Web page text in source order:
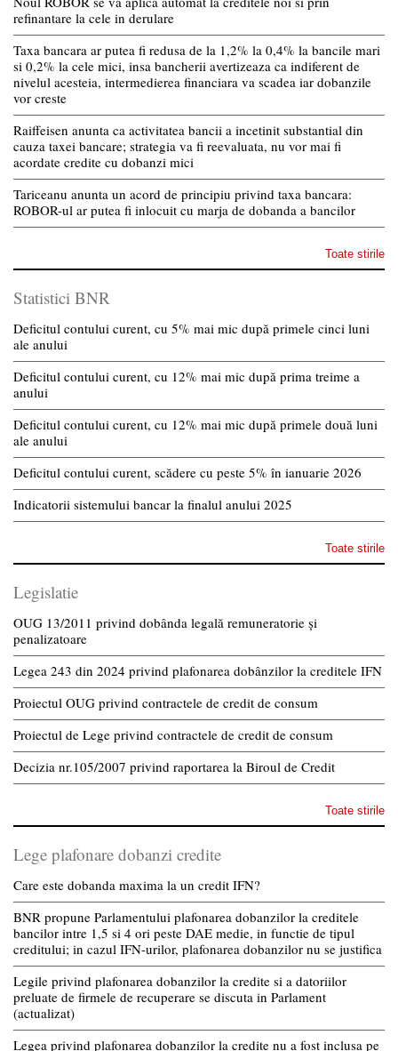
refinantare la cele in derulare
Taxa bancara ar putea fi redusa de la 1,2% la 0,4% la bancile mari
si 0,2% la cele mici, insa bancherii avertizeaza ca indiferent de
nivelul acesteia, intermedierea financiara va scadea iar dobanzile
vor creste
Raiffeisen anunta ca activitatea bancii a incetinit substantial din
cauza taxei bancare; strategia va fi reevaluata, nu vor mai fi
acordate credite cu dobanzi mici
Tariceanu anunta un acord de principiu privind taxa bancara:
ROBOR-ul ar putea fi inlocuit cu marja de dobanda a bancilor
Toate stirile
Statistici BNR
Deficitul contului curent, cu 5% mai mic după primele cinci luni
ale anului
Deficitul contului curent, cu 12% mai mic după prima treime a
anului
Deficitul contului curent, cu 12% mai mic după primele două luni
ale anului
Deficitul contului curent, scădere cu peste 5% în ianuarie 2026
Indicatorii sistemului bancar la finalul anului 2025
Toate stirile
Legislatie
OUG 13/2011 privind dobânda legală remuneratorie și
penalizatoare
Legea 243 din 2024 privind plafonarea dobânzilor la creditele IFN
Proiectul OUG privind contractele de credit de consum
Proiectul de Lege privind contractele de credit de consum
Decizia nr.105/2007 privind raportarea la Biroul de Credit
Toate stirile
Lege plafonare dobanzi credite
Care este dobanda maxima la un credit IFN?
BNR propune Parlamentului plafonarea dobanzilor la creditele
bancilor intre 1,5 si 4 ori peste DAE medie, in functie de tipul
creditului; in cazul IFN-urilor, plafonarea dobanzilor nu se justifica
Legile privind plafonarea dobanzilor la credite si a datoriilor
preluate de firmele de recuperare se discuta in Parlament
(actualizat)
Legea privind plafonarea dobanzilor la credite nu a fost inclusa pe